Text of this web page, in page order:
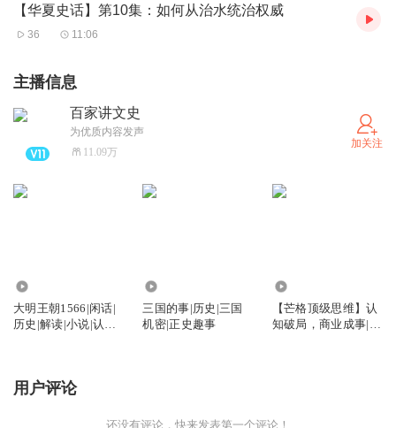
【华夏史话】第10集：如何从治水统治权威
36 11:06
主播信息
百家讲文史
为优质内容发声
11.09万
加关注
大明王朝1566|闲话|
历史|解读|小说|认知
三国的事|历史|三国
机密|正史趣事
【芒格顶级思维】认
知破局，商业成事|赚
用户评论
还没有评论，快来发表第一个评论！